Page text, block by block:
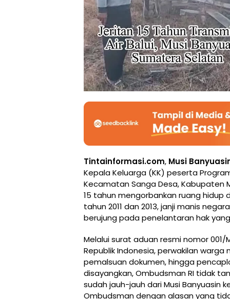
Tintainformasi.com, Musi
Kepala Keluarga (KK) peserta
Kecamatan Sanga Desa, Kabupaten
15 tahun mengorbankan ruang hidup
tahun 2011 dan 2013, janji manis
berujung pada penelantaran hak
Melalui surat aduan resmi nomor
Republik Indonesia, perwakilan
pemalsuan dokumen, hingga
disayangkan, Ombudsman RI tidak
sudah jauh-jauh dari Musi Banyuasin
Ombudsman dengan alasan yang